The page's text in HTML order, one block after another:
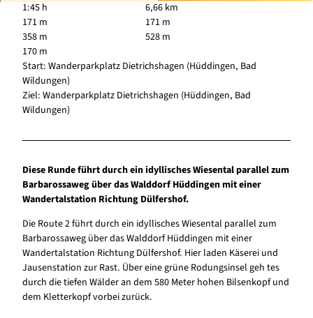
1:45 h
6,66 km
171 m
171 m
358 m
528 m
170 m
Start: Wanderparkplatz Dietrichshagen (Hüddingen, Bad
Wildungen)
Ziel: Wanderparkplatz Dietrichshagen (Hüddingen, Bad
Wildungen)
Diese Runde führt durch ein idyllisches Wiesental parallel zum
Barbarossaweg über das Walddorf Hüddingen mit einer
Wandertalstation Richtung Dülfershof.
Die Route 2 führt durch ein idyllisches Wiesental parallel zum
Barbarossaweg über das Walddorf Hüddingen mit einer
Wandertalstation Richtung Dülfershof. Hier laden Käserei und
Jausenstation zur Rast. Über eine grüne Rodungsinsel geh tes
durch die tiefen Wälder an dem 580 Meter hohen Bilsenkopf und
dem Kletterkopf vorbei zurück.